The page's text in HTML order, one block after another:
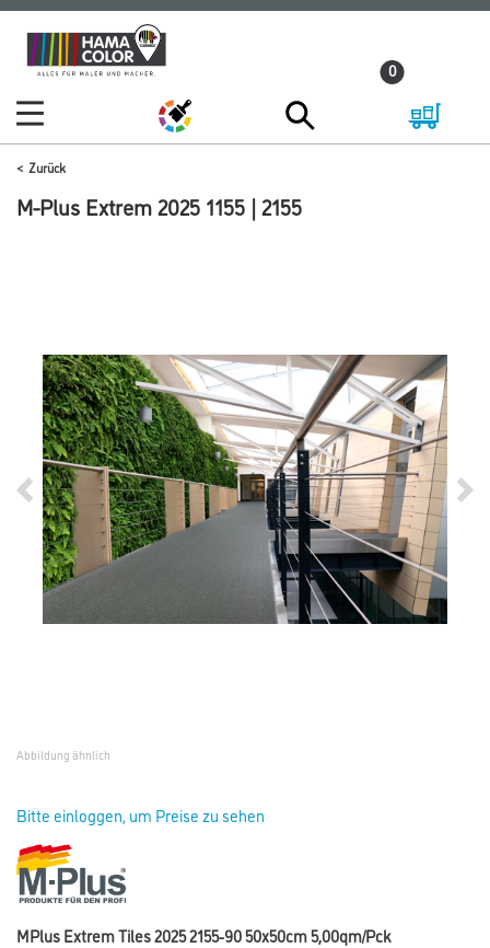
Zum
Inhalt
Zum
Navigationsmenü
0
Zurück
M-Plus Extrem 2025 1155 | 2155
Abbildung ähnlich
Bitte einloggen, um Preise zu sehen
MPlus Extrem Tiles 2025 2155-90 50x50cm 5,00qm/Pck